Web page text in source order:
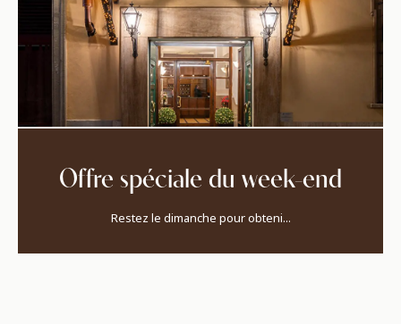
Offre spéciale du week-end
Restez le dimanche pour obteni...